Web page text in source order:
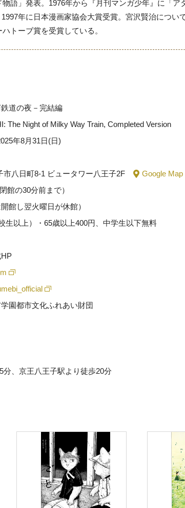
語」発表。1976年から『月刊マンガ少年』に「
年に日本漫画家協会大賞受賞。宮沢賢治につい
トーブ賞を受賞している。
道の夜－完結編
The Night of Milky Way Train, Completed Version
年8月31日(日)
市八日町8-1 ビュータワー八王子2F
Google Map
館の30分前まで）
館し翌火曜日が休館）
生以上）・65歳以上400円、中学生以下無料
園都市文化ふれあい財団
分、京王八王子駅より徒歩20分